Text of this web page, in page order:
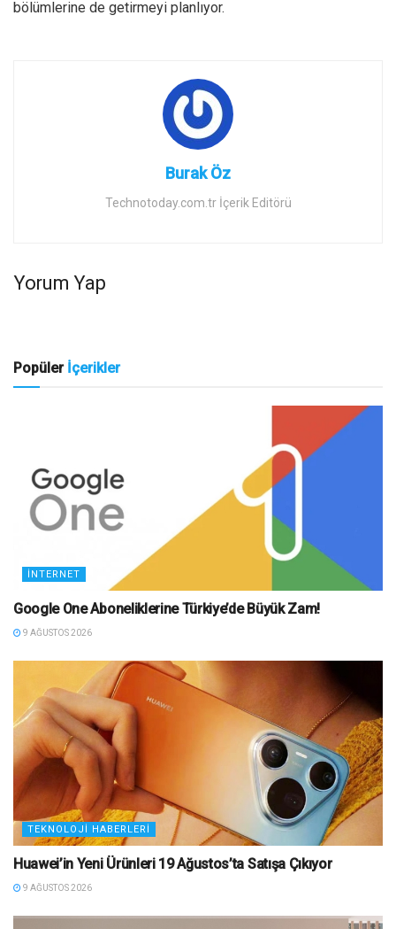
bölümlerine de getirmeyi planlıyor.
Burak Öz
Technotoday.com.tr İçerik Editörü
Yorum Yap
Popüler İçerikler
İNTERNET
Google One Aboneliklerine Türkiye’de Büyük Zam!
9 AĞUSTOS 2026
TEKNOLOJI HABERLERI
Huawei’in Yeni Ürünleri 19 Ağustos’ta Satışa Çıkıyor
9 AĞUSTOS 2026